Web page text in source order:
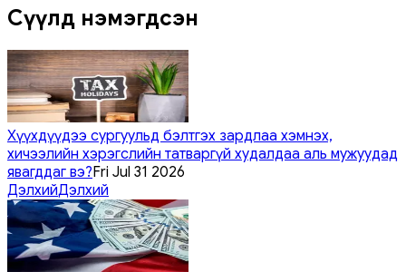
Сүүлд нэмэгдсэн
Хүүхдүүдээ сургуульд бэлтгэх зардлаа хэмнэх,
хичээлийн хэрэгслийн татваргүй худалдаа аль мужуудад
явагддаг вэ?Fri Jul 31 2026
ДэлхийДэлхий